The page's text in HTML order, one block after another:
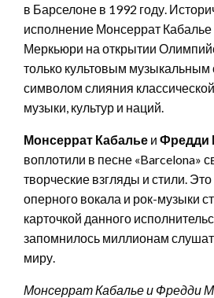
в Барселоне в 1992 году.
исполнение Монсеррат
Меркьюри на открытии
только культовым музыкальным
символом слияния
музыки, культур и наций.
Монсеррат Кабалье и Фредди
воплотили в песне «Barcelona»
творческие взгляды и стили.
оперного вокала и рок-музыки
карточкой данного
запомнилось миллионам
миру.
Монсеррат Кабалье и Фредди